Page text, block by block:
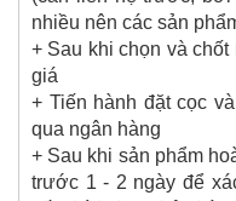
nhiều nên các sản
+ Sau khi chọn và
giá
+ Tiến hành đặt cọc
qua ngân hàng
+ Sau khi sản phẩm
trước 1 - 2 ngày để